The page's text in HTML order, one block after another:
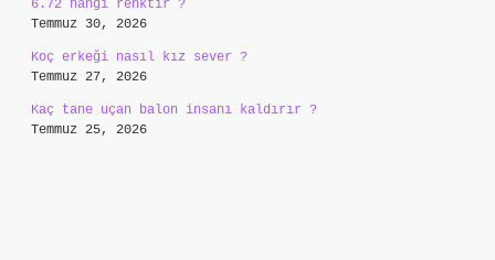
6.72 hangi renktir ?
Temmuz 30, 2026
Koç erkeği nasıl kız sever ?
Temmuz 27, 2026
Kaç tane uçan balon insanı kaldırır ?
Temmuz 25, 2026